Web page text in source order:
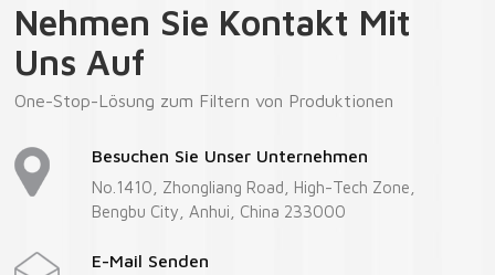
Nehmen Sie Kontakt Mit
Uns Auf
One-Stop-Lösung zum Filtern von Produktionen
Besuchen Sie Unser Unternehmen
No.1410, Zhongliang Road, High-Tech Zone,
Bengbu City, Anhui, China 233000
E-Mail Senden